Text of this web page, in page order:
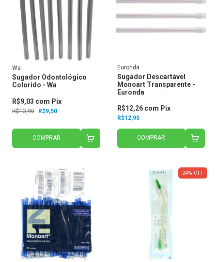
Wa
Sugador Odontológico
Colorido - Wa
R$12,90 R$9,50
R$9,03 com Pix
COMPRAR
Euronda
Sugador Descartável
Monoart Transparente -
Euronda
R$12,90
R$12,26 com Pix
COMPRAR
24% OFF